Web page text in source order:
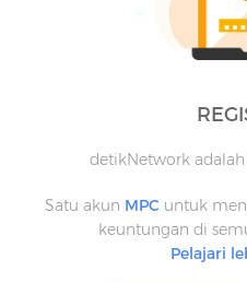
detikNetwork
Satu akun MPC untuk
keuntungan di
Pelajari